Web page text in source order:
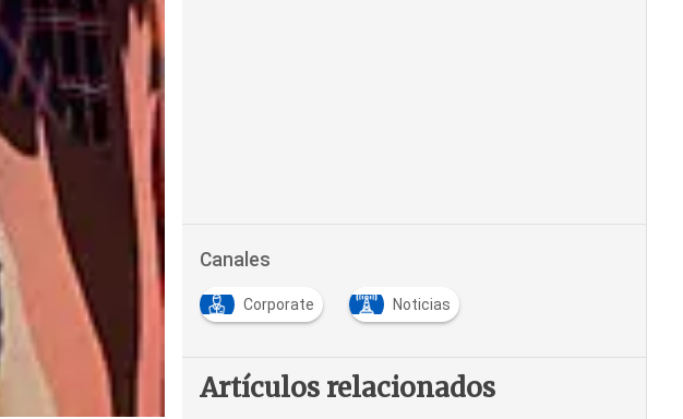
Canales
Corporate Noticias
Artículos relacionados